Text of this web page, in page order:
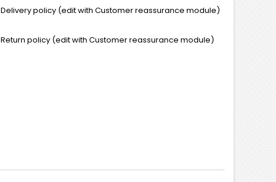
Delivery policy (edit with Customer reassurance module)
Return policy (edit with Customer reassurance module)